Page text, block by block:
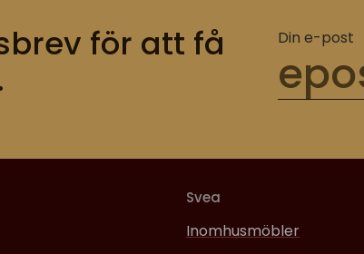
för att få
Din e-post
Svea
Inomhusmöbler